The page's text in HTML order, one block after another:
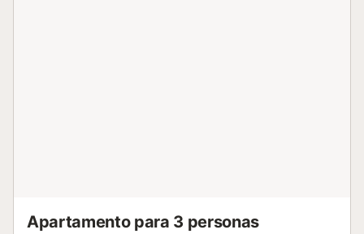
Apartamento para 3 personas